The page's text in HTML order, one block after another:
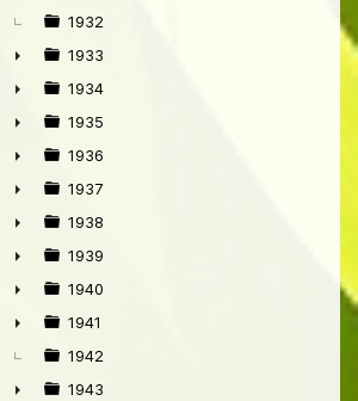
►
1932
►
1933
►
1934
►
1935
►
1936
►
1937
►
1938
►
1939
►
1940
►
1941
1942
1943